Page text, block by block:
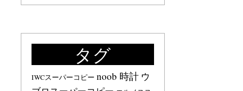
タグ
IWCスーパーコピー noob 時計 ウ